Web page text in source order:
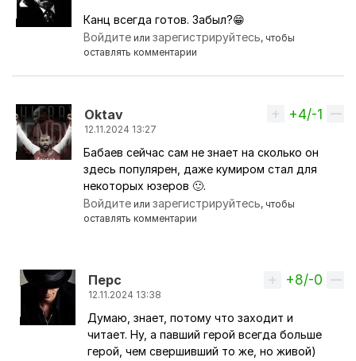
Ответ на комментарий пользователя
Канц всегда готов. Забыл?😁
Войдите илизарегистрируйтесь, чтобы
оставлять комментарии
Oktav
12.11.2024 13:27
Ответ на комментарий пользователя
Вверх
+4/-1
Бабаев сейчас сам не знает на сколько он
здесь популярен, даже кумиром стал для
некоторых юзеров 🙂.
Войдите илизарегистрируйтесь, чтобы
оставлять комментарии
Перс
12.11.2024 13:38
Ответ на комментарий пользователя Oktav
Вверх
+8/-0
Думаю, знает, потому что заходит и
читает. Ну, а павший герой всегда больше
герой, чем свершивший то же, но живой)